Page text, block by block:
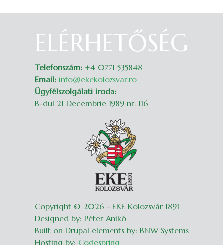
ELÉRHETŐSÉG
Telefonszám: +4 0771 535848
Email: info@ekekolozsvar.ro
Ügyfélszolgálati iroda:
B-dul 21 Decembrie 1989 nr. 116
Copyright © 2026 - EKE Kolozsvár 1891
Designed by: Péter Anikó
Built on Drupal elements by: BNW Systems
Hosting by: Codespring